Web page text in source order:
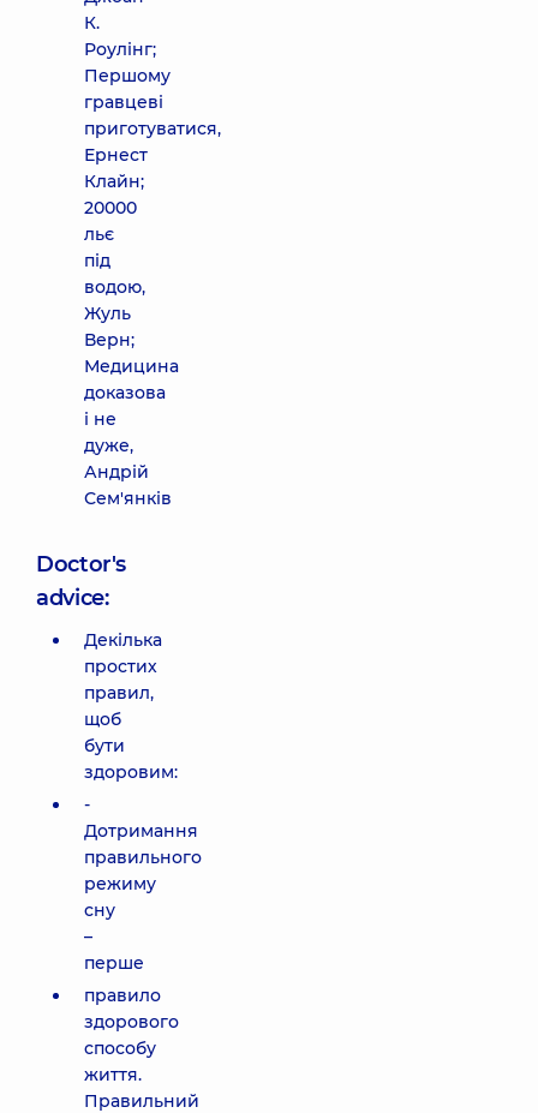
К.
Роулінг;
Першому
гравцеві
приготуватися,
Ернест
Клайн;
20000
льє
під
водою,
Жуль
Верн;
Медицина
доказова
і не
дуже,
Андрій
Сем'янків
Doctor's
advice:
Декілька
простих
правил,
щоб
бути
здоровим:
-
Дотримання
правильного
режиму
сну
–
перше
правило
здорового
способу
життя.
Правильний